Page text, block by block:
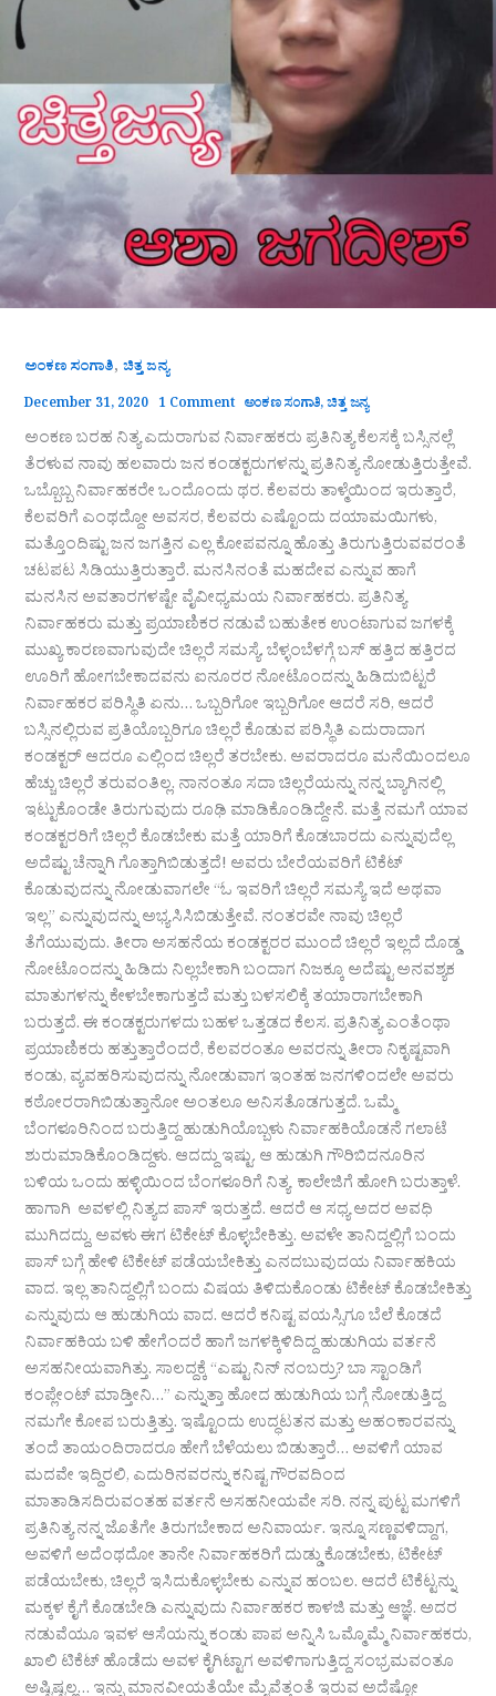
ಅಂಕಣ ಸಂಗಾತಿ, ಚಿತ್ತ ಜನ್ಯ
December 31, 2020 1 Comment ಅಂಕಣ ಸಂಗಾತಿ,ಚಿತ್ತ ಜನ್ಯ
ಅಂಕಣ ಬರಹ ನಿತ್ಯ ಎದುರಾಗುವ ನಿರ್ವಾಹಕರು ಪ್ರತಿನಿತ್ಯ ಕೆಲಸಕ್ಕೆ ಬಸ್ಸಿನಲ್ಲೆ
ತೆರಳುವ ನಾವು ಹಲವಾರು ಜನ ಕಂಡಕ್ಟರುಗಳನ್ನು ಪ್ರತಿನಿತ್ಯ ನೋಡುತ್ತಿರುತ್ತೇವೆ.
ಒಬ್ಬೊಬ್ಬ ನಿರ್ವಾಹಕರೇ ಒಂದೊಂದು ಥರ. ಕೆಲವರು ತಾಳ್ಮೆಯಿಂದ ಇರುತ್ತಾರೆ,
ಕೆಲವರಿಗೆ ಎಂಥದ್ದೋ ಅವಸರ, ಕೆಲವರು ಎಷ್ಟೊಂದು ದಯಾಮಯಿಗಳು,
ಮತ್ತೊಂದಿಷ್ಟು ಜನ ಜಗತ್ತಿನ ಎಲ್ಲ ಕೋಪವನ್ನೂ ಹೊತ್ತು ತಿರುಗುತ್ತಿರುವವರಂತೆ
ಚಟಪಟ ಸಿಡಿಯುತ್ತಿರುತ್ತಾರೆ. ಮನಸಿನಂತೆ ಮಹದೇವ ಎನ್ನುವ ಹಾಗೆ
ಮನಸಿನ ಅವತಾರಗಳಷ್ಟೇ ವೈವೀಧ್ಯಮಯ ನಿರ್ವಾಹಕರು. ಪ್ರತಿನಿತ್ಯ
ನಿರ್ವಾಹಕರು ಮತ್ತು ಪ್ರಯಾಣಿಕರ ನಡುವೆ ಬಹುತೇಕ ಉಂಟಾಗುವ ಜಗಳಕ್ಕೆ
ಮುಖ್ಯ ಕಾರಣವಾಗುವುದೇ ಚಿಲ್ಲರೆ ಸಮಸ್ಯೆ. ಬೆಳ್ಳಂಬೆಳಗ್ಗೆ ಬಸ್ ಹತ್ತಿದ ಹತ್ತಿರದ
ಊರಿಗೆ ಹೋಗಬೇಕಾದವನು ಐನೂರರ ನೋಟೊಂದನ್ನು ಹಿಡಿದುಬಿಟ್ಟರೆ
ನಿರ್ವಾಹಕರ ಪರಿಸ್ಥಿತಿ ಏನು… ಒಬ್ಬರಿಗೋ ಇಬ್ಬರಿಗೋ ಆದರೆ ಸರಿ, ಆದರೆ
ಬಸ್ಸಿನಲ್ಲಿರುವ ಪ್ರತಿಯೊಬ್ಬರಿಗೂ ಚಿಲ್ಲರೆ ಕೊಡುವ ಪರಿಸ್ಥಿತಿ ಎದುರಾದಾಗ
ಕಂಡಕ್ಟರ್ ಆದರೂ ಎಲ್ಲಿಂದ ಚಿಲ್ಲರೆ ತರಬೇಕು. ಅವರಾದರೂ ಮನೆಯಿಂದಲೂ
ಹೆಚ್ಚು ಚಿಲ್ಲರೆ ತರುವಂತಿಲ್ಲ. ನಾನಂತೂ ಸದಾ ಚಿಲ್ಲರೆಯನ್ನು ನನ್ನ ಬ್ಯಾಗಿನಲ್ಲಿ
ಇಟ್ಟುಕೊಂಡೇ ತಿರುಗುವುದು ರೂಢಿ ಮಾಡಿಕೊಂಡಿದ್ದೇನೆ. ಮತ್ತೆ ನಮಗೆ ಯಾವ
ಕಂಡಕ್ಟರರಿಗೆ ಚಿಲ್ಲರೆ ಕೊಡಬೇಕು ಮತ್ತೆ ಯಾರಿಗೆ ಕೊಡಬಾರದು ಎನ್ನುವುದೆಲ್ಲ
ಅದೆಷ್ಟು ಚೆನ್ನಾಗಿ ಗೊತ್ತಾಗಿಬಿಡುತ್ತದೆ! ಅವರು ಬೇರೆಯವರಿಗೆ ಟಿಕೆಟ್
ಕೊಡುವುದನ್ನು ನೋಡುವಾಗಲೇ “ಓ ಇವರಿಗೆ ಚಿಲ್ಲರೆ ಸಮಸ್ಯೆ ಇದೆ ಅಥವಾ
ಇಲ್ಲ” ಎನ್ನುವುದನ್ನು ಅಭ್ಯಸಿಸಿಬಿಡುತ್ತೇವೆ. ನಂತರವೇ ನಾವು ಚಿಲ್ಲರೆ
ತೆಗೆಯುವುದು. ತೀರಾ ಅಸಹನೆಯ ಕಂಡಕ್ಟರರ ಮುಂದೆ ಚಿಲ್ಲರೆ ಇಲ್ಲದೆ ದೊಡ್ಡ
ನೋಟೊಂದನ್ನು ಹಿಡಿದು ನಿಲ್ಲಬೇಕಾಗಿ ಬಂದಾಗ ನಿಜಕ್ಕೂ ಅದೆಷ್ಟು ಅನವಶ್ಯಕ
ಮಾತುಗಳನ್ನು ಕೇಳಬೇಕಾಗುತ್ತದೆ ಮತ್ತು ಬಳಸಲಿಕ್ಕೆ ತಯಾರಾಗಬೇಕಾಗಿ
ಬರುತ್ತದೆ. ಈ ಕಂಡಕ್ಟರುಗಳದು ಬಹಳ ಒತ್ತಡದ ಕೆಲಸ. ಪ್ರತಿನಿತ್ಯ ಎಂತೆಂಥಾ
ಪ್ರಯಾಣಿಕರು ಹತ್ತುತ್ತಾರೆಂದರೆ, ಕೆಲವರಂತೂ ಅವರನ್ನು ತೀರಾ ನಿಕೃಷ್ಟವಾಗಿ
ಕಂಡು, ವ್ಯವಹರಿಸುವುದನ್ನು ನೋಡುವಾಗ ಇಂತಹ ಜನಗಳಿಂದಲೇ ಅವರು
ಕಠೋರರಾಗಿಬಿಡುತ್ತಾನೋ ಅಂತಲೂ ಅನಿಸತೊಡಗುತ್ತದೆ. ಒಮ್ಮೆ
ಬೆಂಗಳೂರಿನಿಂದ ಬರುತ್ತಿದ್ದ ಹುಡುಗಿಯೊಬ್ಬಳು ನಿರ್ವಾಹಕಿಯೊಡನೆ ಗಲಾಟೆ
ಶುರುಮಾಡಿಕೊಂಡಿದ್ದಳು. ಆದದ್ದು ಇಷ್ಟು. ಆ ಹುಡುಗಿ ಗೌರಿಬಿದನೂರಿನ
ಬಳಿಯ ಒಂದು ಹಳ್ಳಿಯಿಂದ ಬೆಂಗಳೂರಿಗೆ ನಿತ್ಯ ಕಾಲೇಜಿಗೆ ಹೋಗಿ ಬರುತ್ತಾಳೆ.
ಹಾಗಾಗಿ ಅವಳಲ್ಲಿ ನಿತ್ಯದ ಪಾಸ್ ಇರುತ್ತದೆ. ಆದರೆ ಆ ಸಧ್ಯ ಅದರ ಅವಧಿ
ಮುಗಿದದ್ದು, ಅವಳು ಈಗ ಟಿಕೇಟ್ ಕೊಳ್ಳಬೇಕಿತ್ತು. ಅವಳೇ ತಾನಿದ್ದಲ್ಲಿಗೆ ಬಂದು
ಪಾಸ್ ಬಗ್ಗೆ ಹೇಳಿ ಟಿಕೇಟ್ ಪಡೆಯಬೇಕಿತ್ತು ಎನದಬುವುದಯ ನಿರ್ವಾಹಕಿಯ
ವಾದ. ಇಲ್ಲ ತಾನಿದ್ದಲ್ಲಿಗೆ ಬಂದು ವಿಷಯ ತಿಳಿದುಕೊಂಡು ಟಿಕೇಟ್ ಕೊಡಬೇಕಿತ್ತು
ಎನ್ನುವುದು ಆ ಹುಡುಗಿಯ ವಾದ. ಆದರೆ ಕನಿಷ್ಟ ವಯಸ್ಸಿಗೂ ಬೆಲೆ ಕೊಡದೆ
ನಿರ್ವಾಹಕಿಯ ಬಳಿ ಹೇಗೆಂದರೆ ಹಾಗೆ ಜಗಳಕ್ಕಿಳಿದಿದ್ದ ಹುಡುಗಿಯ ವರ್ತನೆ
ಅಸಹನೀಯವಾಗಿತ್ತು. ಸಾಲದ್ದಕ್ಕೆ “ಎಷ್ಟು ನಿನ್ ನಂಬರ್ರು? ಬಾ ಸ್ಟಾಂಡಿಗೆ
ಕಂಪ್ಲೇಂಟ್ ಮಾಡ್ತೀನಿ…” ಎನ್ನುತ್ತಾ ಹೋದ ಹುಡುಗಿಯ ಬಗ್ಗೆ ನೋಡುತ್ತಿದ್ದ
ನಮಗೇ ಕೋಪ ಬರುತ್ತಿತ್ತು. ಇಷ್ಟೊಂದು ಉದ್ಧಟತನ ಮತ್ತು ಅಹಂಕಾರವನ್ನು
ತಂದೆ ತಾಯಂದಿರಾದರೂ ಹೇಗೆ ಬೆಳೆಯಲು ಬಿಡುತ್ತಾರೆ… ಅವಳಿಗೆ ಯಾವ
ಮದವೇ ಇದ್ದಿರಲಿ, ಎದುರಿನವರನ್ನು ಕನಿಷ್ಟ ಗೌರವದಿಂದ
ಮಾತಾಡಿಸದಿರುವಂತಹ ವರ್ತನೆ ಅಸಹನೀಯವೇ ಸರಿ. ನನ್ನ ಪುಟ್ಟ ಮಗಳಿಗೆ
ಪ್ರತಿನಿತ್ಯ ನನ್ನ ಜೊತೆಗೇ ತಿರುಗಬೇಕಾದ ಅನಿವಾರ್ಯ. ಇನ್ನೂ ಸಣ್ಣವಳಿದ್ದಾಗ,
ಅವಳಿಗೆ ಅದೆಂಥದೋ ತಾನೇ ನಿರ್ವಾಹಕರಿಗೆ ದುಡ್ಡು ಕೊಡಬೇಕು, ಟಿಕೇಟ್
ಪಡೆಯಬೇಕು, ಚಿಲ್ಲರೆ ಇಸಿದುಕೊಳ್ಳಬೇಕು ಎನ್ನುವ ಹಂಬಲ. ಆದರೆ ಟಿಕೆಟ್ಟನ್ನು
ಮಕ್ಕಳ ಕೈಗೆ ಕೊಡಬೇಡಿ ಎನ್ನುವುದು ನಿರ್ವಾಹಕರ ಕಾಳಜಿ ಮತ್ತು ಆಜ್ಞೆ. ಅದರ
ನಡುವೆಯೂ ಇವಳ ಆಸೆಯನ್ನು ಕಂಡು ಪಾಪ ಅನ್ನಿಸಿ ಒಮ್ಮೊಮ್ಮೆ ನಿರ್ವಾಹಕರು,
ಖಾಲಿ ಟಿಕೆಟ್ ಹೊಡೆದು ಅವಳ ಕೈಗಿಟ್ಟಾಗ ಅವಳಿಗಾಗುತ್ತಿದ್ದ ಸಂಭ್ರಮವಂತೂ
ಅಷ್ಟಿಷ್ಟಲ್ಲ… ಇನ್ನು ಮಾನವೀಯತೆಯೇ ಮೈವೆತ್ತಂತೆ ಇರುವ ಅದೆಷ್ಟೋ